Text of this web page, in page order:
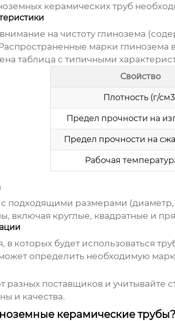
керамических труб
на чистоту глинозема
марки глинозема
таблица с типичными
Свойство
Плотность (г/
Предел прочности на
Предел прочности на
Рабочая
подходящими размерами
включая круглые, квадратные и
в которых будет использоваться
определить необходимую
разных поставщиков и учитывайте
и качества.
керамические трубы?